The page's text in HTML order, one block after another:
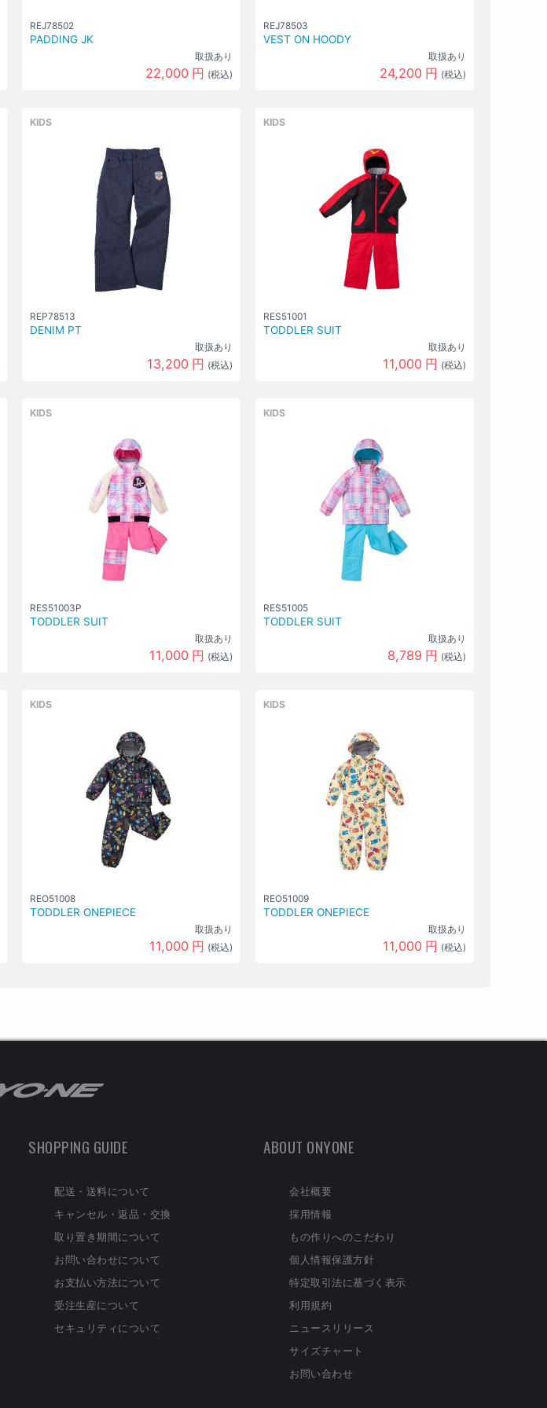
カラー
し
0円
WHITEｘNAVY(100Px699)
WHITEｘNAVY(100Px699)
な
し
WHITEｘNAVY(100Px699)
な
カラー
し
0円
カラー
CREAMｘSAX(270Px612)
な
し
サイズ
REJ78502
PADDING JK
取扱あり
22,000 円 (税込)
REJ78503
VEST ON HOODY
取扱あり
24,200 円 (税込)
KIDS
REP78513
DENIM PT
取扱あり
13,200 円 (税込)
KIDS
RES51001
TODDLER SUIT
取扱あり
11,000 円 (税込)
KIDS
RES51003P
TODDLER SUIT
取扱あり
11,000 円 (税込)
KIDS
RES51005
TODDLER SUIT
取扱あり
8,789 円 (税込)
KIDS
REO51008
TODDLER ONEPIECE
取扱あり
11,000 円 (税込)
KIDS
REO51009
TODDLER ONEPIECE
取扱あり
11,000 円 (税込)
SHOPPING GUIDE
配送・送料について
キャンセル・返品・交換
取り置き期間について
お問い合わせについて
お支払い方法について
受注生産について
セキュリティについて
ABOUT ONYONE
会社概要
採用情報
もの作りへのこだわり
個人情報保護方針
特定取引法に基づく表示
利用規約
ニュースリリース
サイズチャート
お問い合わせ